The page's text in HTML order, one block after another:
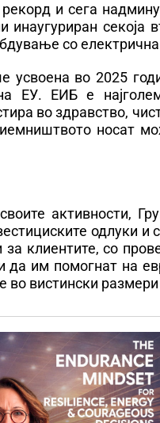
и сега
инаугуриран
со електрична
усвоена во 2025
ЕУ. ЕИБ е
во здравство,
носат
активности,
одлуки
клиентите, со
да им помогнат на
вистински